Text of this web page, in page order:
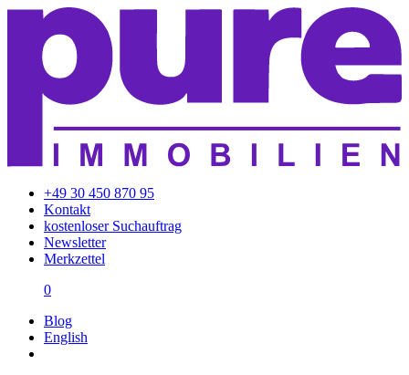
+49 30 450 870 95
Kontakt
kostenloser Suchauftrag
Newsletter
Merkzettel
0
Blog
English